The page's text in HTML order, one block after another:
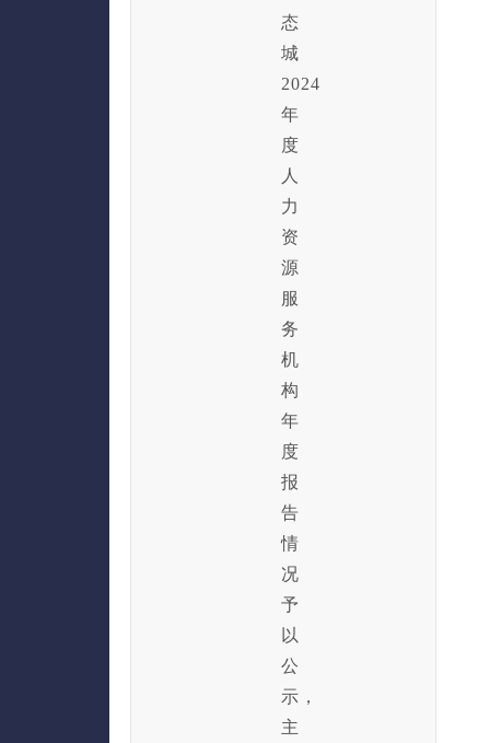
态
城
2024
年
度
人
力
资
源
服
务
机
构
年
度
报
告
情
况
予
以
公
示，
主